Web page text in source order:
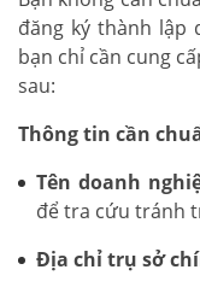
đăng ký thành lập
bạn chỉ cần cung
sau:
Thông tin cần
Tên doanh
để tra cứu tránh
Địa chỉ trụ sở